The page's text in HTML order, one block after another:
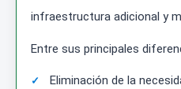
infraestructura adicional y
Entre sus principales
Eliminación de la